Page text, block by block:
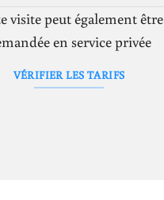
visite peut également être
en service privée
VÉRIFIER LES TARIFS